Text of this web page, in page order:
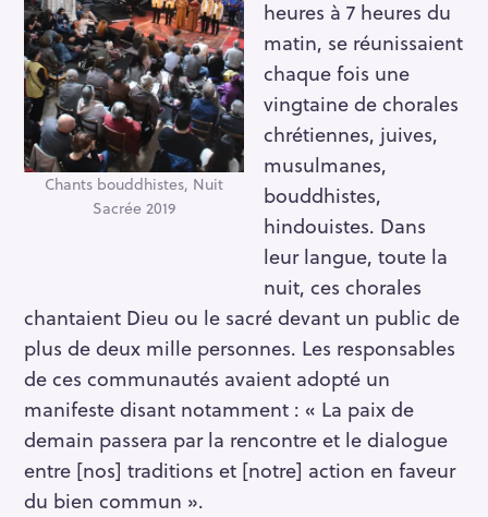
Chants bouddhistes, Nuit
Sacrée 2019
heures à 7 heures du
matin, se réunissaient
chaque fois une
vingtaine de chorales
chrétiennes, juives,
musulmanes,
bouddhistes,
hindouistes. Dans
leur langue, toute la
nuit, ces chorales
chantaient Dieu ou le sacré devant un public de
plus de deux mille personnes. Les responsables
de ces communautés avaient adopté un
manifeste disant notamment : « La paix de
demain passera par la rencontre et le dialogue
entre [nos] traditions et [notre] action en faveur
du bien commun ».
R
e
c
h
e
r
c